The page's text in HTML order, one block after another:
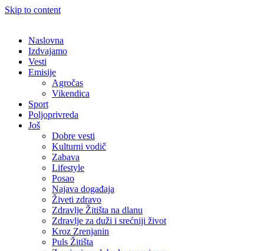
Skip to content
Naslovna
Izdvajamo
Vesti
Emisije
Agročas
Vikendica
Sport
Poljoprivreda
Još
Dobre vesti
Kulturni vodič
Zabava
Lifestyle
Posao
Najava događaja
Živeti zdravo
Zdravlje Žitišta na dlanu
Zdravlje za duži i srećniji život
Kroz Zrenjanin
Puls Žitišta